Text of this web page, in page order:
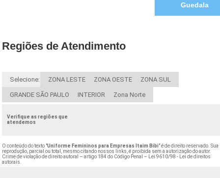
Guedala
Regiões de Atendimento
Selecione: ZONA LESTE ZONA OESTE ZONA SUL
GRANDE SÃO PAULO INTERIOR Zona Norte
Verifique as regiões que
atendemos
O conteúdo do texto "Uniforme Femininos para Empresas Itaim Bibi" é de direito reservado. Sua
reprodução, parcial ou total, mesmo citando nossos links, é proibida sem a autorização do autor.
Crime de violação de direito autoral – artigo 184 do Código Penal –
Lei 9610/98 - Lei de direitos
autorais